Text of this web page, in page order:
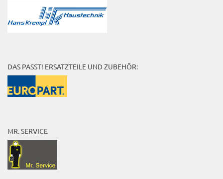
DAS PASST! ERSATZTEILE UND ZUBEHÖR:
MR. SERVICE